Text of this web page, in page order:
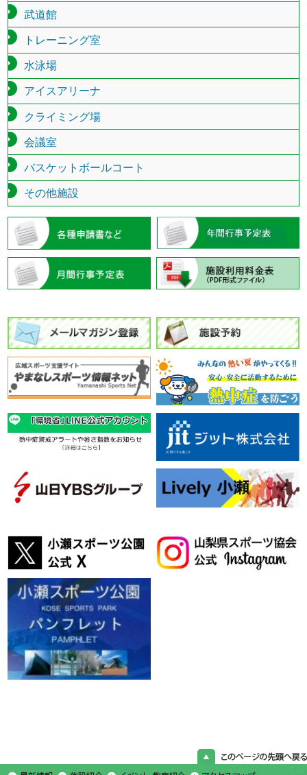
武道館
トレーニング室
水泳場
アイスアリーナ
クライミング場
会議室
バスケットボールコート
その他施設